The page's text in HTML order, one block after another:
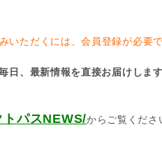
いただくには、会員登録が必要で
日、最新情報を直接お届けします
パスNEWS/からご覧くださ